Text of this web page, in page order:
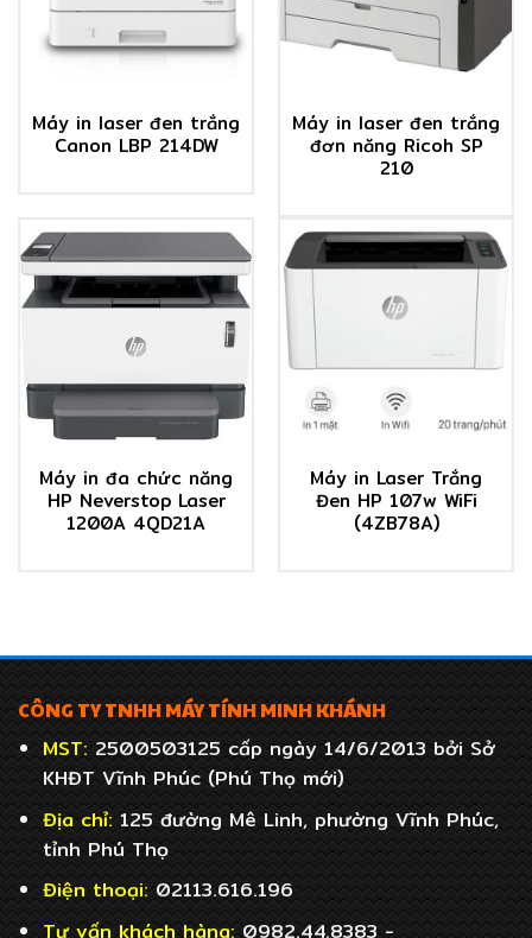
Máy in laser đen trắng
Canon LBP 214DW
Máy in laser đen trắng
đơn năng Ricoh SP
210
Máy in đa chức năng
HP Neverstop Laser
1200A 4QD21A
Máy in Laser Trắng
Đen HP 107w WiFi
(4ZB78A)
CÔNG TY TNHH MÁY TÍNH MINH KHÁNH
MST:2500503125 cấp ngày 14/6/2013 bởi Sở
KHĐT Vĩnh Phúc (Phú Thọ mới)
Địa chỉ:125 đường Mê Linh, phường Vĩnh Phúc,
tỉnh Phú Thọ
Điện thoại:02113.616.196
Tư vấn khách hàng:0982.44.8383 -